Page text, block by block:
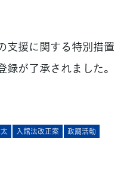
支援に関する特別措置
録が了承されました。
入館法改正案 政調活動